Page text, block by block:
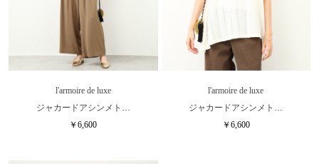
l'armoire de luxe
ジャカードアシンメト…
￥6,600
l'armoire de luxe
ジャカードアシンメト…
￥6,600